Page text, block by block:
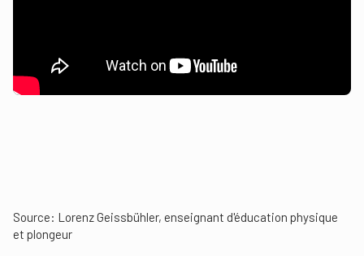
Source: Lorenz Geissbühler, enseignant d'éducation physique
et plongeur